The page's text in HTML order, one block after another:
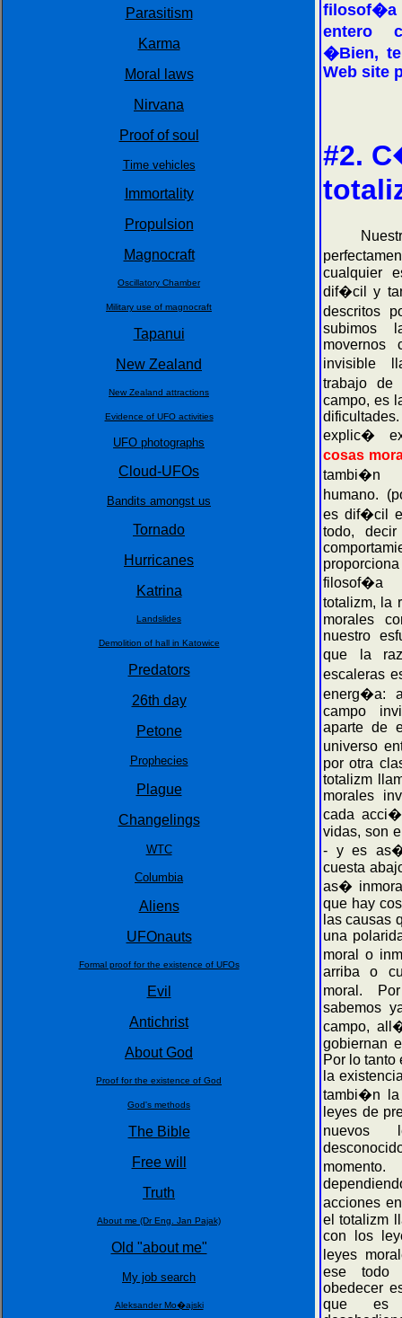
Parasitism
Karma
Moral laws
Nirvana
Proof of soul
Time vehicles
Immortality
Propulsion
Magnocraft
Oscillatory Chamber
Military use of magnocraft
Tapanui
New Zealand
New Zealand attractions
Evidence of UFO activities
UFO photographs
Cloud-UFOs
Bandits amongst us
Tornado
Hurricanes
Katrina
Landslides
Demolition of hall in Katowice
Predators
26th day
Petone
Prophecies
Plague
Changelings
WTC
Columbia
Aliens
UFOnauts
Formal proof for the existence of UFOs
Evil
Antichrist
About God
Proof for the existence of God
God's methods
The Bible
Free will
Truth
About me (Dr Eng. Jan Pajak)
Old "about me"
My job search
Aleksander Mo�ajski
filosof�a
entero
�Bien,
Web site
#2.
Nuestro
cualquier
dif�cil y
descritos
subimos
movernos
invisible
trabajo
campo, es
explic�
cosas
tambi�n
humano.
es dif�cil
todo,
filosof�a
totalizm, la
morales
nuestro
que la
escaleras
energ�a:
campo
aparte de
universo
por otra
totalizm
morales
cada
vidas, son
- y es
cuesta
as�
que hay
las causas
una
moral o
arriba o
moral.
sabemos
campo,
gobiernan
Por lo tanto
la
tambi�n
leyes de
nuevos
acciones
el totalizm
con los
leyes
ese todo
obedecer
que es